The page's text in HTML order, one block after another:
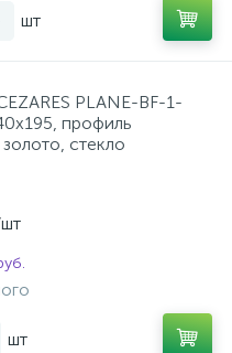
шт
PLANE-BF-1-
профиль
стекло
шт